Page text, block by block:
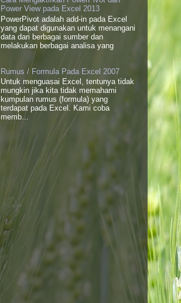
Power View pada Excel 2013
PowerPivot adalah add-in pada Excel
yang dapat digunakan untuk menangani
data dari berbagai sumber dan
melakukan berbagai analisa yang
Rumus / Formula Pada Excel 2007
Untuk menguasai Excel, tentunya tidak
mungkin jika kita tidak memahami
kumpulan rumus (formula) yang
terdapat pada Excel. Kami coba
memb...